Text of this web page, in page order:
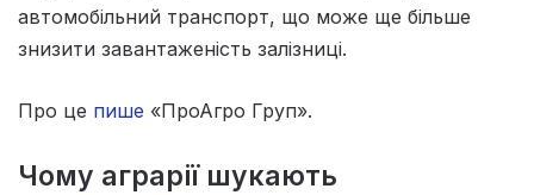
автомобільний транспорт, що може ще більше
знизити завантаженість залізниці.
Про це пише «ПроАгро Груп».
Чому аграрії шукають